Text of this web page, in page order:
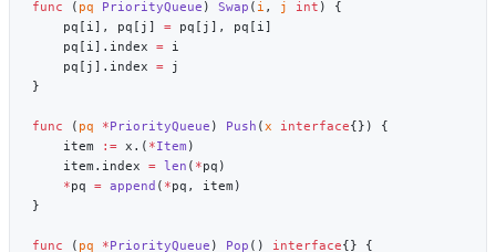
func ( pq PriorityQueue ) Swap ( i , j int
    pq[i], pq[j]
=
    pq[i].index
=
    pq[j].index
=
func ( pq *PriorityQueue ) Push (x interface
    item
:= x.( *Item
    item.index
= len ( *
    *
pq = append ( *
func ( pq *PriorityQueue ) Pop () interface